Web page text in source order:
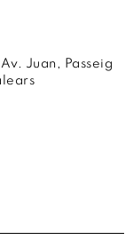
Juan, Passeig